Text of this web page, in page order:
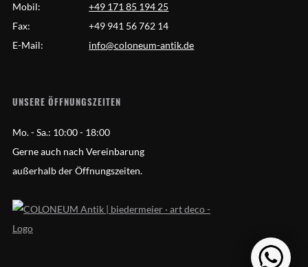
Mobil:
+49 171 85 194 25
Fax:
+49 941 56 762 14
E-Mail:
info@coloneum-antik.de
UNSERE ÖFFNUNGSZEITEN
Mo. - Sa.: 10:00 - 18:00
Gerne auch nach Vereinbarung
außerhalb der Öffnungszeiten.